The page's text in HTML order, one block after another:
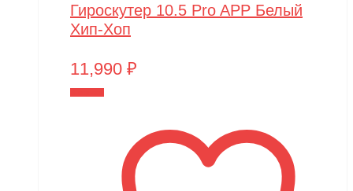
Гироскутер 10.5 Pro APP Белый
Хип-Хоп
11,990 ₽